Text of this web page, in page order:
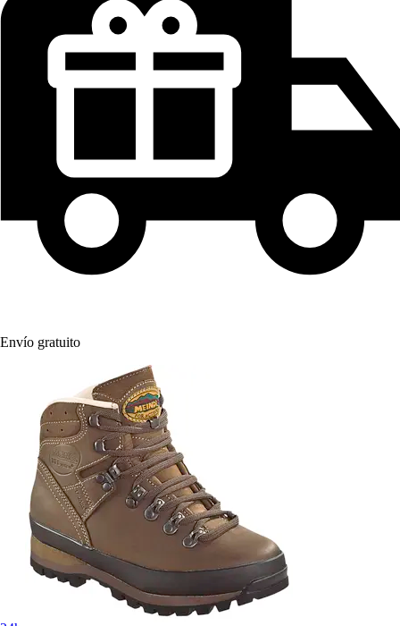
Envío gratuito